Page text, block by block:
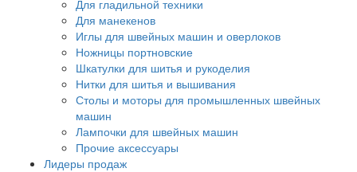
Для гладильной техники
Для манекенов
Иглы для швейных машин и оверлоков
Ножницы портновские
Шкатулки для шитья и рукоделия
Нитки для шитья и вышивания
Столы и моторы для промышленных швейных
машин
Лампочки для швейных машин
Прочие аксессуары
Лидеры продаж